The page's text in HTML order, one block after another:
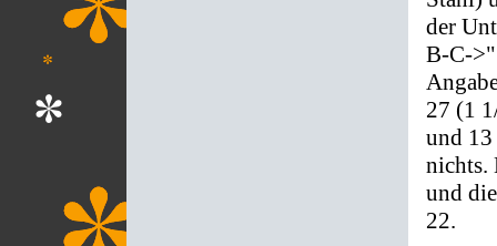
der
B-C-
27 (1
und
nichts.
und
22.